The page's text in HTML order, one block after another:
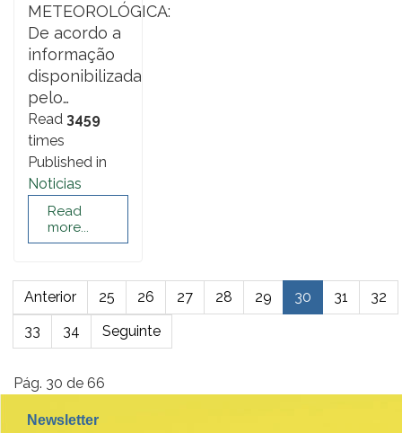
METEOROLÓGICA:
De acordo a
informação
disponibilizada
pelo…
Read 3459
times
Published in
Noticias
Read
more...
Anterior 25 26 27 28 29 30 31
32
33
34 Seguinte
Pág. 30 de 66
Newsletter